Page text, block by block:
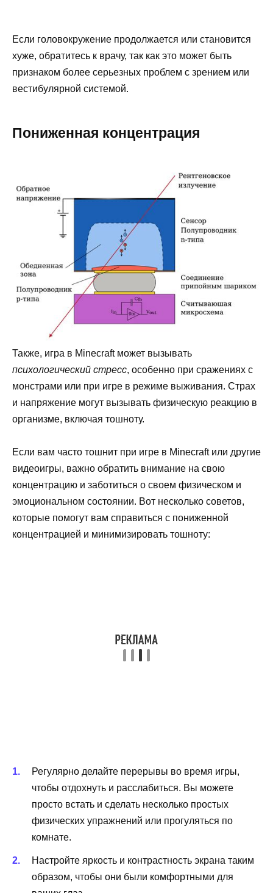
Если головокружение продолжается или становится
хуже, обратитесь к врачу, так как это может быть
признаком более серьезных проблем с зрением или
вестибулярной системой.
Пониженная концентрация
Также, игра в Minecraft может вызывать
психологический стресс, особенно при сражениях с
монстрами или при игре в режиме выживания. Страх
и напряжение могут вызывать физическую реакцию в
организме, включая тошноту.
Если вам часто тошнит при игре в Minecraft или другие
видеоигры, важно обратить внимание на свою
концентрацию и заботиться о своем физическом и
эмоциональном состоянии. Вот несколько советов,
которые помогут вам справиться с пониженной
концентрацией и минимизировать тошноту:
Регулярно делайте перерывы во время игры,
чтобы отдохнуть и расслабиться. Вы можете
просто встать и сделать несколько простых
физических упражнений или прогуляться по
комнате.
Настройте яркость и контрастность экрана таким
образом, чтобы они были комфортными для